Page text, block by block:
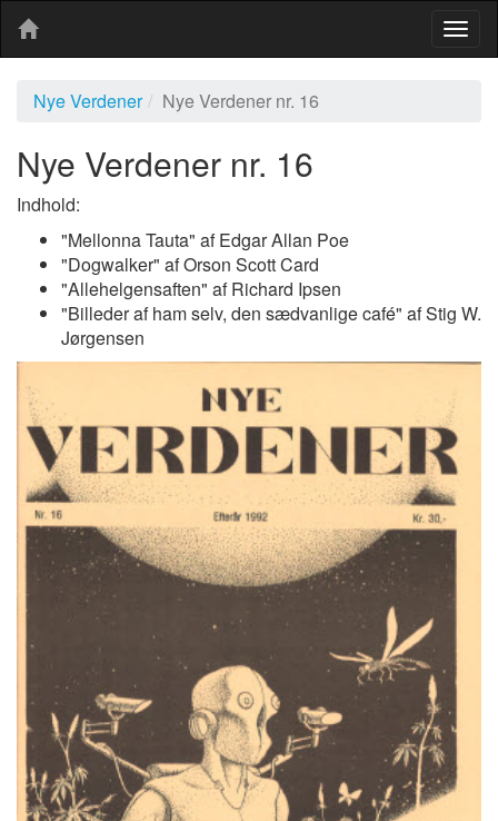
Nye Verdener
Nye Verdener nr. 16
Nye Verdener nr. 16
Indhold:
"Mellonna Tauta" af Edgar Allan Poe
"Dogwalker" af Orson Scott Card
"Allehelgensaften" af Richard Ipsen
"Billeder af ham selv, den sædvanlige café" af Stig W.
Jørgensen